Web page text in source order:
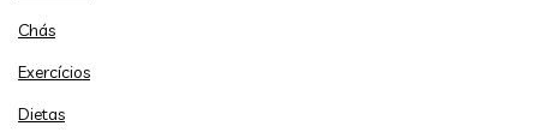
Chás
Exercícios
Dietas